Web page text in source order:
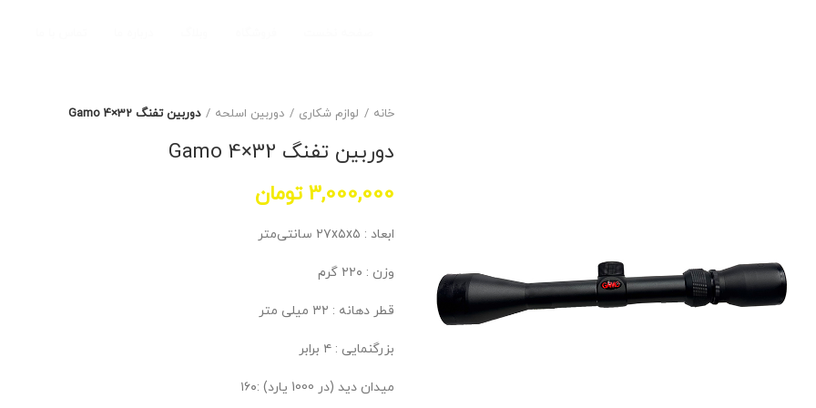
خانه لوازم شکاری دوربین اسلحه دوربین تفنگ Gamo 4×32
دوربین تفنگ Gamo 4×32
3,000,000 تومان
ابعاد : ۲۷x۵x۵ سانتی‌متر
وزن : ۲۲۰ گرم
قطر دهانه : ۳۲ میلی متر
بزرگنمایی : ۴ برابر
میدان دید (در 1000 یارد) :۱۶۰